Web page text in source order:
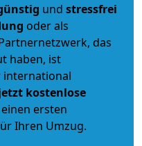
und stressfrei
oder als
das
haben, ist
international
kostenlose
ersten
Ihren Umzug.